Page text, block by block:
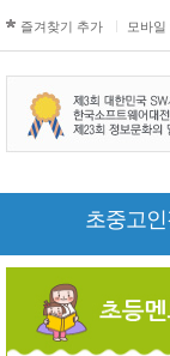
즐겨찾기 추가 모바일
초중고